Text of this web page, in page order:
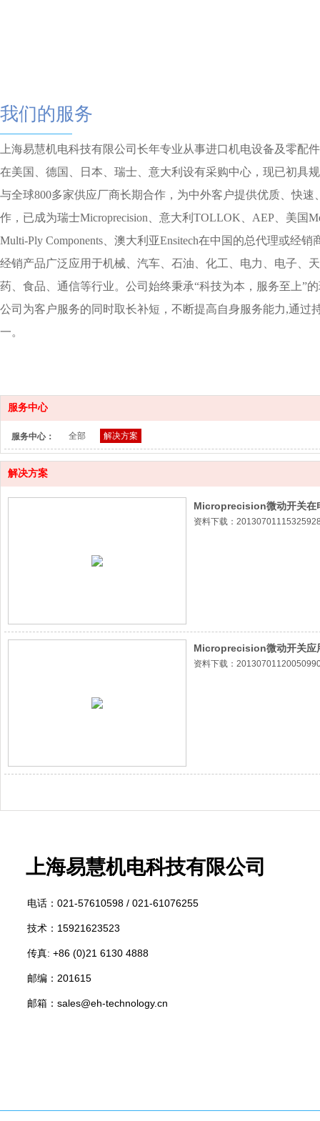
我们的服务
上海易慧机电科技有限公司长年专业从事进口机电设备及零配
在美国、德国、日本、瑞士、意大利设有采购中心，现已初具
与全球800多家供应厂商长期合作，为中外客户提供优质、快
作，已成为瑞士Microprecision、意大利TOLLOK、AEP、美国
Multi-Ply Components、澳大利亚Ensitech在中国的总代理或经
经销产品广泛应用于机械、汽车、石油、化工、电力、电子、
药、食品、通信等行业。公司始终秉承“科技为本，服务至上”
公司为客户服务的同时取长补短，不断提高自身服务能力,通过
一。
服务中心
服务中心： 全部 解决方案
解决方案
Microprecision微动开关在
资料下载：
Microprecision微动开关应
资料下载：
电话： 021-57610598 / 021-61076255
技术：15921623523
传真: +86 (0)21 6130 4888
邮编：201615
邮箱：sales@eh-technology.cn
上海易慧机电科技有限公司